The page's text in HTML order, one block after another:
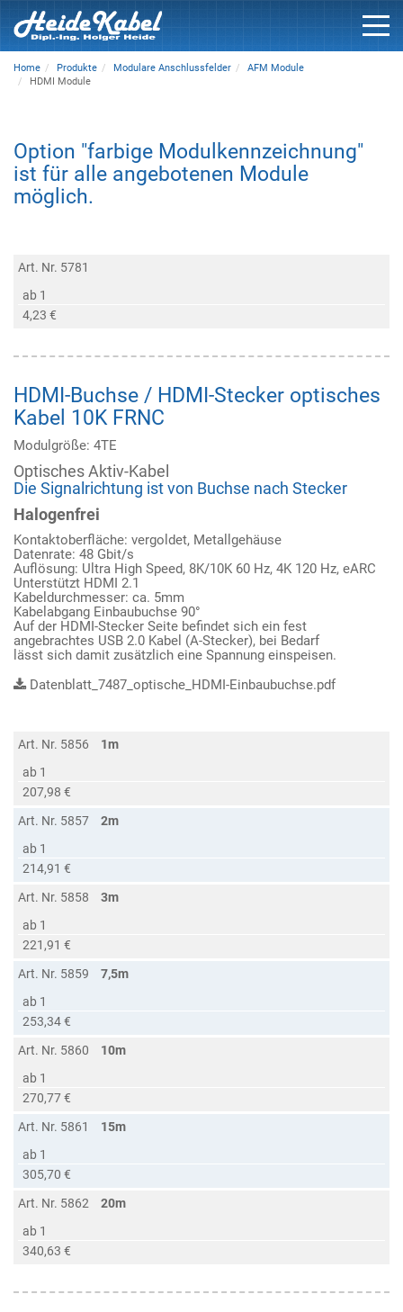
Home Produkte Modulare Anschlussfelder
AFM Module
HDMI Module
Option "farbige Modulkennzeichnung"
ist für alle angebotenen Module
möglich.
Art. Nr. 5781
ab 1
4,23 €
HDMI-Buchse / HDMI-Stecker optisches
Kabel 10K FRNC
Modulgröße: 4TE
Optisches Aktiv-Kabel
Die Signalrichtung ist von Buchse nach Stecker
Halogenfrei
Kontaktoberfläche: vergoldet, Metallgehäuse
Datenrate: 48 Gbit/s
Auflösung: Ultra High Speed, 8K/10K 60 Hz, 4K 120 Hz, eARC
Unterstützt HDMI 2.1
Kabeldurchmesser: ca. 5mm
Kabelabgang Einbaubuchse 90°
Auf der HDMI-Stecker Seite befindet sich ein fest
angebrachtes USB 2.0 Kabel (A-Stecker), bei Bedarf
lässt sich damit zusätzlich eine Spannung einspeisen.
Datenblatt_7487_optische_HDMI-Einbaubuchse.pdf
Art. Nr. 5856
1m
ab 1
207,98 €
Art. Nr. 5857
2m
ab 1
214,91 €
Art. Nr. 5858
3m
ab 1
221,91 €
Art. Nr. 5859
7,5m
ab 1
253,34 €
Art. Nr. 5860
10m
ab 1
270,77 €
Art. Nr. 5861
15m
ab 1
305,70 €
Art. Nr. 5862
20m
ab 1
340,63 €